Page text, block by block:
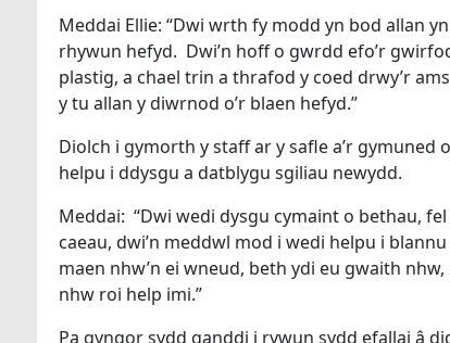
Meddai Ellie: “Dwi wrth fy modd yn bod allan
rhywun hefyd. Dwi’n hoff o gwrdd efo’r
plastig, a chael trin a thrafod y coed drwy’r
y tu allan y diwrnod o’r blaen hefyd.”
Diolch i gymorth y staff ar y safle a’r gymuned
helpu i ddysgu a datblygu sgiliau newydd.
Meddai: “Dwi wedi dysgu cymaint o bethau,
caeau, dwi’n meddwl mod i wedi helpu i
maen nhw’n ei wneud, beth ydi eu gwaith
nhw roi help imi.”
Pa gyngor sydd ganddi i rywun sydd efallai â